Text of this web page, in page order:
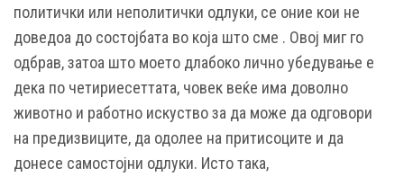
политички или неполитички одлуки, се оние кои не
доведоа до состојбата во која што сме . Овој миг го
одбрав, затоа што моето длабоко лично убедување е
дека по четириесеттата, човек веќе има доволно
животно и работно искуство за да може да одговори
на предизвиците, да одолее на притисоците и да
донесе самостојни одлуки. Исто така,